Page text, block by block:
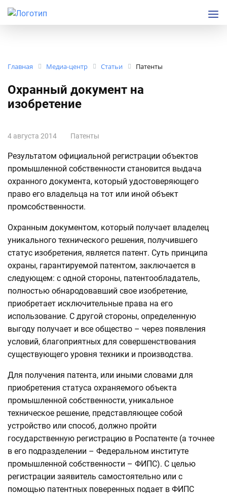
Главная Медиа-центр Статьи Патенты
Охранный документ на
изобретение
4 августа 2014 Патенты
Результатом официальной регистрации объектов
промышленной собственности становится выдача
охранного документа, который удостоверяющего
право его владельца на тот или иной объект
промсобственности.
Охранным документом, который получает владелец
уникального технического решения, получившего
статус изобретения, является патент. Суть принципа
охраны, гарантируемой патентом, заключается в
следующем: с одной стороны, патентообладатель,
полностью обнародовавший свое изобретение,
приобретает исключительные права на его
использование. С другой стороны, определенную
выгоду получает и все общество – через появления
условий, благоприятных для совершенствования
существующего уровня техники и производства.
Для получения патента, или иными словами для
приобретения статуса охраняемого объекта
промышленной собственности, уникальное
техническое решение, представляющее собой
устройство или способ, должно пройти
государственную регистрацию в Роспатенте (а точнее
в его подразделении – Федеральном институте
промышленной собственности – ФИПС). С целью
регистрации заявитель самостоятельно или с
помощью патентных поверенных подает в ФИПС